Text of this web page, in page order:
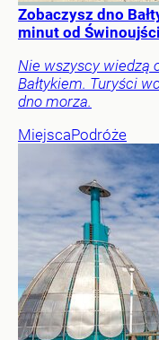
Zobaczysz dno
minut od
Nie wszyscy wiedzą
Bałtykiem. Turyści
dno morza.
MiejscaPodróże